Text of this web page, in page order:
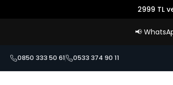
2999 TL
📢
0850 333 50 61 0533 374 90 11